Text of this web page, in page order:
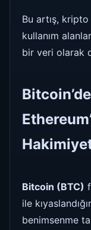
Bu artış,
kullanım
bir veri olarak
Bitcoin (BTC)
ile
benimsenme